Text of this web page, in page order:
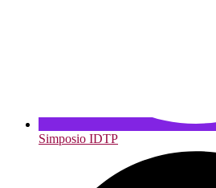
Simposio IDTP